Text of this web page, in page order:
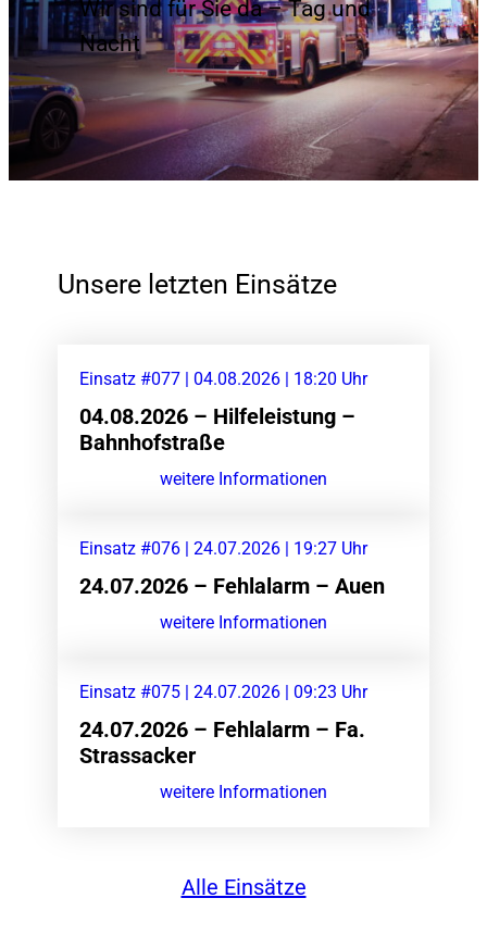
Wir sind für Sie da – Tag und
Nacht
Unsere letzten Einsätze
Einsatz #077 | 04.08.2026 | 18:20 Uhr
04.08.2026 – Hilfeleistung –
Bahnhofstraße
weitere Informationen
Einsatz #076 | 24.07.2026 | 19:27 Uhr
24.07.2026 – Fehlalarm – Auen
weitere Informationen
Einsatz #075 | 24.07.2026 | 09:23 Uhr
24.07.2026 – Fehlalarm – Fa.
Strassacker
weitere Informationen
Alle Einsätze